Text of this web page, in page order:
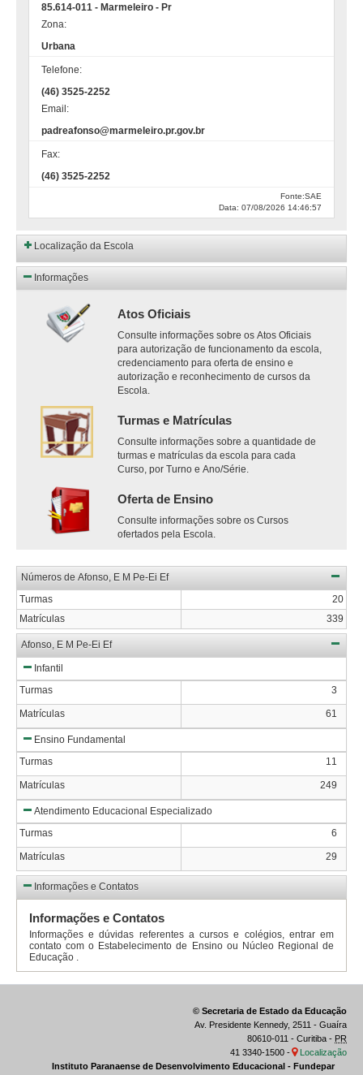
85.614-011 - Marmeleiro - Pr
Zona:
Urbana
Telefone:
(46) 3525-2252
Email:
padreafonso@marmeleiro.pr.gov.br
Fax:
(46) 3525-2252
Fonte:SAE
Data: 07/08/2026 14:46:57
Localização da Escola
Informações
Atos Oficiais
Consulte informações sobre os Atos Oficiais
para autorização de funcionamento da escola,
credenciamento para oferta de ensino e
autorização e reconhecimento de cursos da
Escola.
Turmas e Matrículas
Consulte informações sobre a quantidade de
turmas e matrículas da escola para cada
Curso, por Turno e Ano/Série.
Oferta de Ensino
Consulte informações sobre os Cursos
ofertados pela Escola.
Números de Afonso, E M Pe-Ei Ef
Turmas
20
Matrículas
339
Afonso, E M Pe-Ei Ef
Infantil
Turmas
3
Matrículas 61
Ensino Fundamental
Turmas
11
Matrículas 249
Atendimento Educacional Especializado
Turmas
6
Matrículas 29
Informações e Contatos
Informações e Contatos
Informações e dúvidas referentes a cursos e colégios, entrar em
contato com o Estabelecimento de Ensino ou Núcleo Regional de
Educação .
© Secretaria de Estado da Educação
Av. Presidente Kennedy, 2511 - Guaíra
80610-011 - Curitiba - PR
41 3340-1500 -
Localização
Instituto Paranaense de Desenvolvimento Educacional - Fundepar